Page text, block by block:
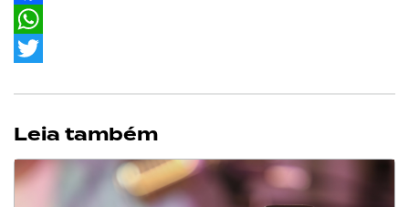
Facebook
WhatsApp
Leia também